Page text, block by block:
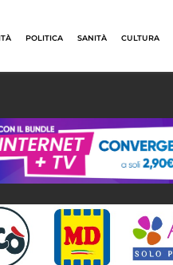
POLITICA SANITÀ CULTURA